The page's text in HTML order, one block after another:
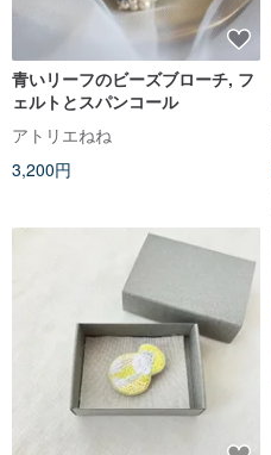
青いリーフのビーズブローチ, フ
ェルトとスパンコール
アトリエねね
3,200円